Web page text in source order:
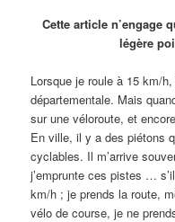
Cette article n’engage
légère
Lorsque je roule à 15 km/
départementale. Mais
sur une véloroute, et
En ville, il y a des piétons
cyclables. Il m’arrive
j’emprunte ces pistes …
km/h ; je prends la route,
vélo de course, je ne